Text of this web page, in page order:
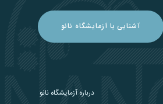
آشنایی با آزمایشگاه نانو
درباره آزمایشگاه نانو